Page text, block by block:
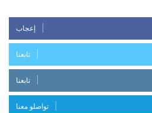
إعجاب
تابعنا
تابعنا
تواصلو معنا